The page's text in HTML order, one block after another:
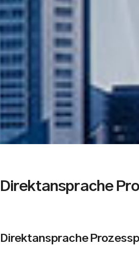
Direktansprache
Direktansprache